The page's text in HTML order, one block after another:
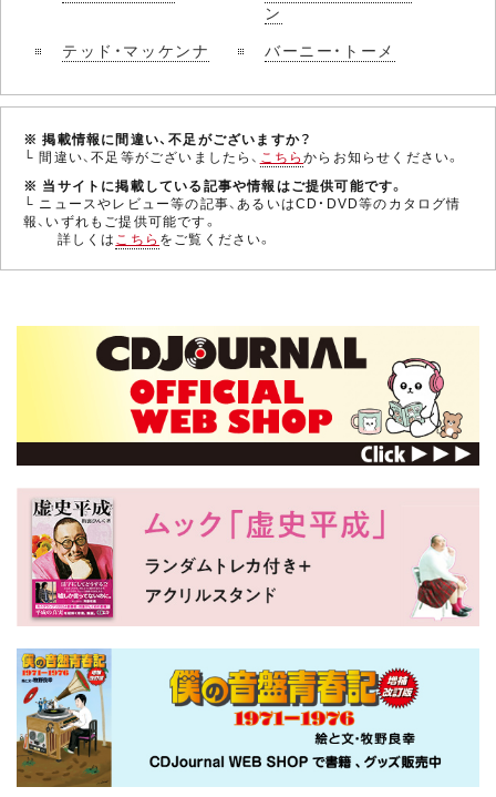
ン
テッド・マッケンナ
バーニー・トーメ
※ 掲載情報に間違い、不足がございますか？
└ 間違い、不足等がございましたら、 こちらからお知らせください。
※ 当サイトに掲載している記事や情報はご提供可能です。
└ ニュースやレビュー等の記事、あるいはCD・DVD等のカタログ情
報、いずれもご提供可能です。
詳しくはこちら をご覧ください。